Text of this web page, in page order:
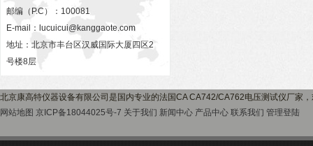
邮编（P.C）：100081
E-mail： lucuicui@kanggaote.com
地址：北京市丰台区汉威国际大厦四区2
号楼8层
北京康高特仪器设备有限公司是国内专业的法国CA CA742/CA762电压测试仪厂家
网站地图 京ICP备18044025号-7 关于我们 新闻中心 产品中心 联系我们 管理登陆